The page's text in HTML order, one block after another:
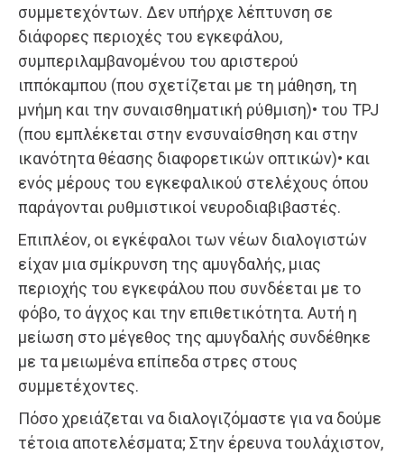
συμμετεχόντων. Δεν υπήρχε λέπτυνση σε
διάφορες περιοχές του εγκεφάλου,
συμπεριλαμβανομένου του αριστερού
ιππόκαμπου (που σχετίζεται με τη μάθηση, τη
μνήμη και την συναισθηματική ρύθμιση)• του TPJ
(που εμπλέκεται στην ενσυναίσθηση και στην
ικανότητα θέασης διαφορετικών οπτικών)• και
ενός μέρους του εγκεφαλικού στελέχους όπου
παράγονται ρυθμιστικοί νευροδιαβιβαστές.
Επιπλέον, οι εγκέφαλοι των νέων διαλογιστών
είχαν μια σμίκρυνση της αμυγδαλής, μιας
περιοχής του εγκεφάλου που συνδέεται με το
φόβο, το άγχος και την επιθετικότητα. Αυτή η
μείωση στο μέγεθος της αμυγδαλής συνδέθηκε
με τα μειωμένα επίπεδα στρες στους
συμμετέχοντες.
Πόσο χρειάζεται να διαλογιζόμαστε για να δούμε
τέτοια αποτελέσματα; Στην έρευνα τουλάχιστον,